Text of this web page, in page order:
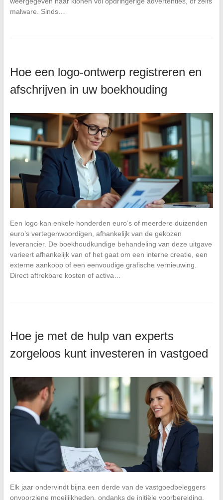
malware. Sinds…
Hoe een logo-ontwerp registreren en
afschrijven in uw boekhouding
Een logo kan enkele honderden euro’s of meerdere duizenden
euro’s vertegenwoordigen, afhankelijk van de gekozen
leverancier. De boekhoudkundige behandeling van deze uitgave
varieert afhankelijk van of het gaat om een interne creatie, een
externe aankoop of een eenvoudige grafische vernieuwing.
Direct aftrekbare kosten of activa…
Hoe je met de hulp van experts
zorgeloos kunt investeren in vastgoed
Elk jaar ondervindt bijna een derde van de vastgoedbeleggers
onvoorziene moeilijkheden, ondanks de initiële voorbereiding.